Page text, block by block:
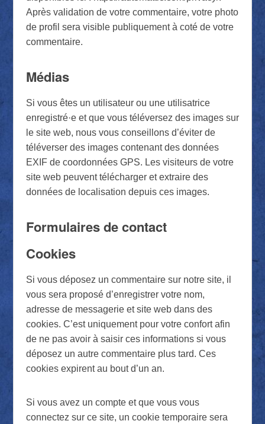
Après validation de votre commentaire, votre photo
de profil sera visible publiquement à coté de votre
commentaire.
Médias
Si vous êtes un utilisateur ou une utilisatrice
enregistré·e et que vous téléversez des images sur
le site web, nous vous conseillons d’éviter de
téléverser des images contenant des données
EXIF de coordonnées GPS. Les visiteurs de votre
site web peuvent télécharger et extraire des
données de localisation depuis ces images.
Formulaires de contact
Cookies
Si vous déposez un commentaire sur notre site, il
vous sera proposé d’enregistrer votre nom,
adresse de messagerie et site web dans des
cookies. C’est uniquement pour votre confort afin
de ne pas avoir à saisir ces informations si vous
déposez un autre commentaire plus tard. Ces
cookies expirent au bout d’un an.
Si vous avez un compte et que vous vous
connectez sur ce site, un cookie temporaire sera